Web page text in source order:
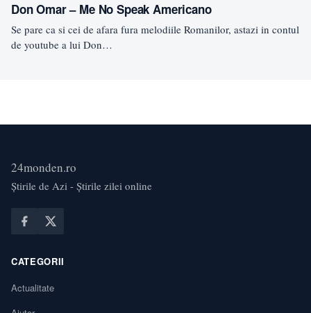
Don Omar – Me No Speak Americano
Se pare ca si cei de afara fura melodiile Romanilor, astazi in contul
de youtube a lui Don…
24monden.ro
Știrile de Azi - Știrile zilei online
CATEGORII
Actualitate